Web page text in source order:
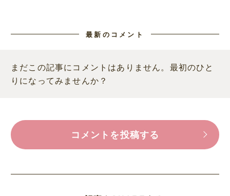
最新のコメント
まだこの記事にコメントはありません。最初のひと
りになってみませんか？
コメントを投稿する